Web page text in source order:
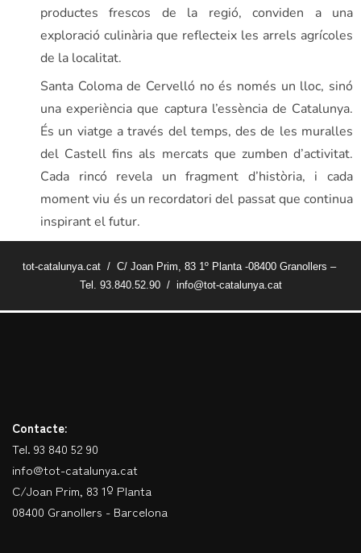
productes frescos de la regió, conviden a una
exploració culinària que reflecteix les arrels agrícoles
de la localitat.
Santa Coloma de Cervelló no és només un lloc, sinó
una experiència que captura l’essència de Catalunya.
És un viatge a través del temps, des de les muralles
del Castell fins als mercats que zumben d’activitat.
Cada rincó revela un fragment d’història, i cada
moment viu és un recordatori del passat que continua
inspirant el futur.
tot-catalunya.cat / C/ Joan Prim, 83 1º Planta -08400 Granollers –
Tel. 93.840.52.90 / info@tot-catalunya.cat
Contacte:
Tel. 93 840 52 90
info@tot-catalunya.cat
C/Joan Prim, 83 1º Planta
08400 Granollers - Barcelona